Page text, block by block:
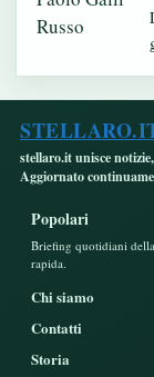
stellaro.it unisce
Aggiornato
Popolari
Briefing quotidiani
rapida.
Chi siamo
Contatti
Storia